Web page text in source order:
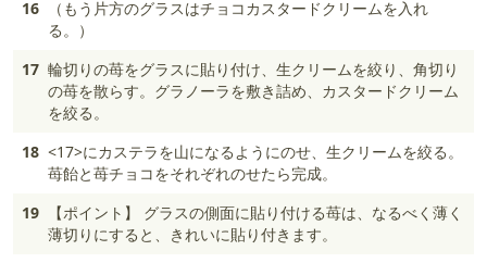
16
（もう片方のグラスはチョコカスタードクリームを入れ
る。）
17 輪切りの苺をグラスに貼り付け、生クリームを絞り、角切り
の苺を散らす。グラノーラを敷き詰め、カスタードクリーム
を絞る。
18 <17>にカステラを山になるようにのせ、生クリームを絞る。
苺飴と苺チョコをそれぞれのせたら完成。
19
【ポイント】 グラスの側面に貼り付ける苺は、なるべく薄く
薄切りにすると、きれいに貼り付きます。